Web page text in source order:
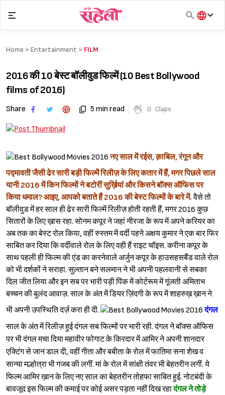
content
हिंदी
Home > Entertainment > FILM
2016 की 10 बेस्ट बॉलीवुड फिल्में (10 Best Bollywood
films of 2016)
Share 5 min read 0 Claps
नए साल में रईस, क़ाबिल, रंगून और
पद्मावती जैसी ढेर सारी बड़ी फिल्में रिलीज़ के लिए कतार में हैं, मगर पिछले साल
यानी 2016 में किन फिल्मों ने बटोरीं सुर्ख़ियां और किसने बॉक्स ऑफिस पर
किया धमाल? आइए, आपको बताते हैं 2016 की बेस्ट फिल्मों के बारे में.वैसे तो
बॉलीवुड में हर साल ही ढेर सारी फिल्में रिलीज़ होती रहती हैं, मगर 2016 कुछ
सितारों के लिए ख़ास रहा. सोनम कपूर ने जहां नीरजा के रूप में अपने करियर का
अब तक का बेस्ट रोल किया, वहीं रुस्तम में वर्दी पहने अक्षय कुमार ने एक बार फिर
साबित कर दिया कि वर्दीवाले रोल के लिए वही हैं राइट चॉइस. करीना कपूर के
साथ पहली ही फिल्म की एंड का करनेवाले अर्जुन कपूर के हाउसहसबैंड वाले रोल
को भी दर्शकों ने सराहा. सुल्तान बने सलमान ने भी अपनी पहलवानी से सबका
दिल जीत लिया और इन सब पर भारी पड़ी पिंक में कोर्टरूम में गूंजती अमिताभ
बच्चन की बुलंद आवाज़. साल के अंत में डियर ज़िंदगी के रूप में शाहरुख़ ख़ान ने
भी अपनी उपस्थिति दर्ज़ करा ही दी.
दंगल
साल के अंत में रिलीज़ हुई दंगल सब फिल्मों पर भारी रही.दंगल ने बॉक्स ऑफिस
पर भी दंगल मचा दिया महावीर फोगाट के किरदार में आमिर ने अपनी शानदार
एक्टिंग से जान डाल दी, वहीं गीता और बबीता के रोल में फातिमा सना शेख व
सान्या मल्होत्रा भी गजब की लगीं. मां के रोल में सांक्षी तंवर भी बेहतरीन लगीं. ये
फिल्म आमिर ख़ान के लिए नए साल का बेहतरीन तोहफा साबित हुई.नोटबंदी के
बावजूद इस फिल्म की कमाई पर कोई असर पड़ता नहीं दिख रहादंगल ने तोड़े